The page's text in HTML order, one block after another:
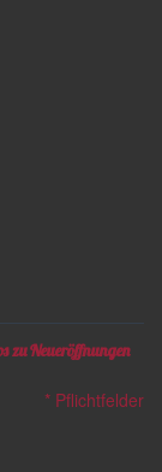
zu Neueröffnungen
* Pflichtfelder